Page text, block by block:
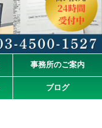
事務所のご案内
ブログ